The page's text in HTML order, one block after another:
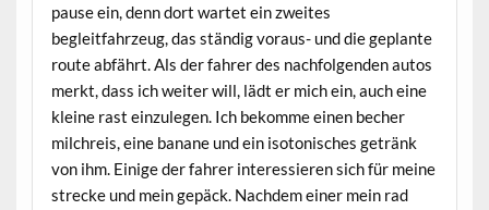
pause ein, denn dort wartet ein zweites
begleitfahrzeug, das ständig voraus- und die geplante
route abfährt. Als der fahrer des nachfolgenden autos
merkt, dass ich weiter will, lädt er mich ein, auch eine
kleine rast einzulegen. Ich bekomme einen becher
milchreis, eine banane und ein isotonisches getränk
von ihm. Einige der fahrer interessieren sich für meine
strecke und mein gepäck. Nachdem einer mein rad